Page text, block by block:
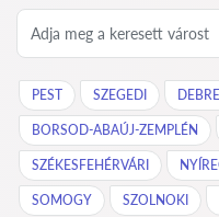
PEST SZEGEDI
BORSOD-ABAÚJ-ZEMPLÉN
SZÉKESFEHÉRVÁRI
SOMOGY SZOLNOKI